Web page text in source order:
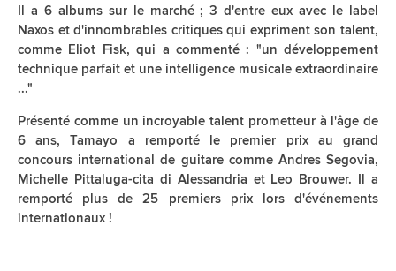
Il a 6 albums sur le marché ; 3 d'entre eux avec le label
Naxos et d'innombrables critiques qui expriment son talent,
comme Eliot Fisk, qui a commenté : "un développement
technique parfait et une intelligence musicale extraordinaire
..."
Présenté comme un incroyable talent prometteur à l'âge de
6 ans, Tamayo a remporté le premier prix au grand
concours international de guitare comme Andres Segovia,
Michelle Pittaluga-cita di Alessandria et Leo Brouwer. Il a
remporté plus de 25 premiers prix lors d'événements
internationaux !